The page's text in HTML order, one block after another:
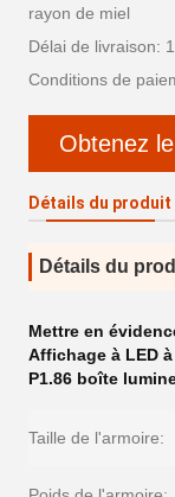
rayon de miel
Délai de livraison:
Conditions de
Obtenez
Détails du produit
Détails du
Mettre en
Affichage à LED
P1.86 boîte
Taille de l'armoire: